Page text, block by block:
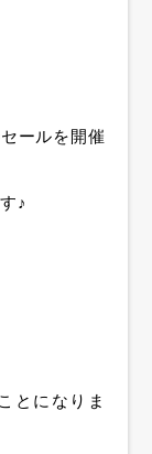
ールを開催
♪
とになりま